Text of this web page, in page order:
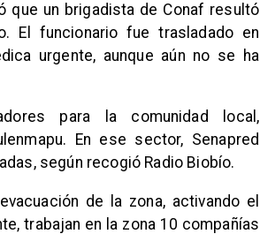
que un brigadista de Conaf resultó
El funcionario fue trasladado en
urgente, aunque aún no se ha
para la comunidad local,
En ese sector, Senapred
según recogió Radio Biobío.
de la zona, activando el
trabajan en la zona 10 compañías